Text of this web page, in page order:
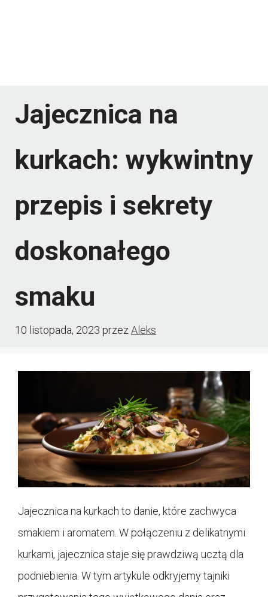
Jajecznica na
kurkach: wykwintny
przepis i sekrety
doskonałego
smaku
10 listopada, 2023 przezAleks
Jajecznica na kurkach to danie, które zachwyca
smakiem i aromatem. W połączeniu z delikatnymi
kurkami, jajecznica staje się prawdziwą ucztą dla
podniebienia. W tym artykule odkryjemy tajniki